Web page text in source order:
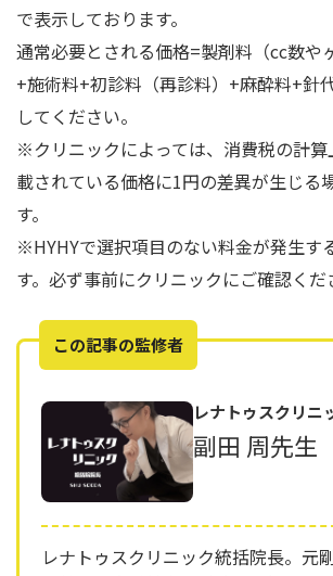
で表示しております。
通常必要とされる価格=製剤料（cc数や
+施術料+初診料（再診料）+麻酔料+針
してください。
※クリニックによっては、消費税の計
載されている価格に1円の差異が生じる
す。
※HYHYで選択項目のない料金が発生す
す。必ず事前にクリニックにご確認くだ
この記事の監修者
レナトゥスクリニ
副田 周先生
レナトゥスクリニック統括院長。元